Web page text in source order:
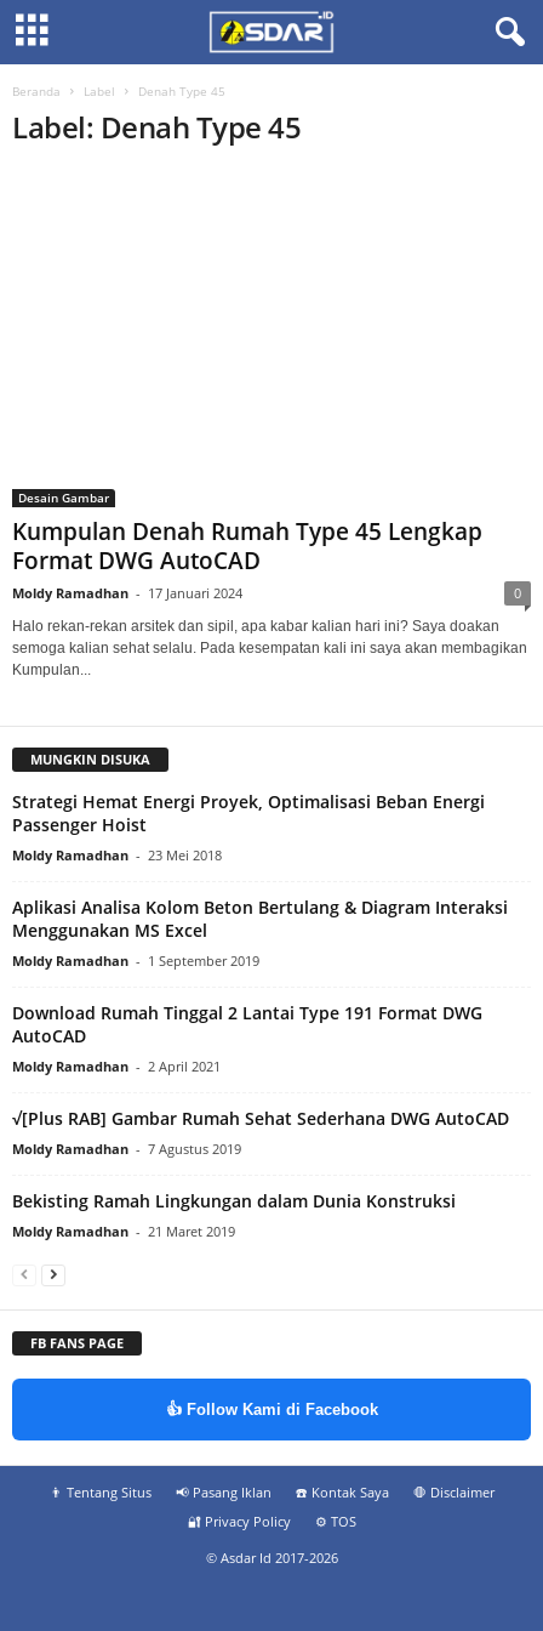
Beranda Label Denah Type 45
Label: Denah Type 45
Desain Gambar
Kumpulan Denah Rumah Type 45 Lengkap
Format DWG AutoCAD
Moldy Ramadhan - 17 Januari 2024 0
Halo rekan-rekan arsitek dan sipil, apa kabar kalian hari ini? Saya doakan
semoga kalian sehat selalu. Pada kesempatan kali ini saya akan membagikan
Kumpulan...
MUNGKIN DISUKA
Strategi Hemat Energi Proyek, Optimalisasi Beban Energi
Passenger Hoist
Moldy Ramadhan - 23 Mei 2018
Aplikasi Analisa Kolom Beton Bertulang & Diagram Interaksi
Menggunakan MS Excel
Moldy Ramadhan - 1 September 2019
Download Rumah Tinggal 2 Lantai Type 191 Format DWG
AutoCAD
Moldy Ramadhan - 2 April 2021
√[Plus RAB] Gambar Rumah Sehat Sederhana DWG AutoCAD
Moldy Ramadhan - 7 Agustus 2019
Bekisting Ramah Lingkungan dalam Dunia Konstruksi
Moldy Ramadhan - 21 Maret 2019
FB FANS PAGE
👍 Follow Kami di Facebook
👨‍ Tentang Situs 📢 Pasang Iklan ☎️ Kontak Saya
🛑 Disclaimer
🔐 Privacy Policy
⚙️ TOS
© Asdar Id 2017-2026